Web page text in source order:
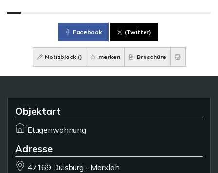
Facebook (Twitter)
Notizblock () merken Broschüre
Objektart
Etagenwohnung
Adresse
47169 Duisburg - Marxloh